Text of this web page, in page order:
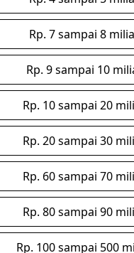
Rp. 7 sampai 8
Rp. 9 sampai 10
Rp. 10 sampai 20
Rp. 20 sampai 30
Rp. 60 sampai 70
Rp. 80 sampai 90
Rp. 100 sampai 500